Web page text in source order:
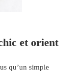
et orient
qu’un simple